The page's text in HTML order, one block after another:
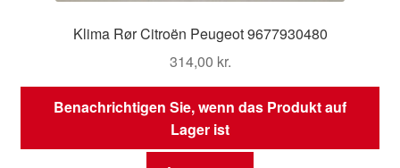
Klima Rør Citroën Peugeot 9677930480
314,00 kr.
Benachrichtigen Sie, wenn das Produkt auf
Lager ist